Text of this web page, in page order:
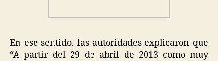
En ese sentido, las autoridades explicaron que
“A partir del 29 de abril de 2013 como muy